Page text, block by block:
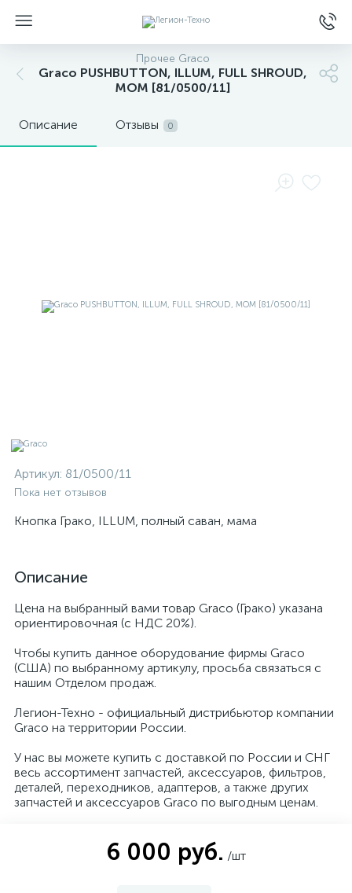
Прочее Graco
Graco PUSHBUTTON, ILLUM, FULL SHROUD,
MOM [81/0500/11]
Описание Отзывы 0
Артикул: 81/0500/11
Пока нет отзывов
Кнопка Грако, ILLUM, полный саван, мама
Описание
Цена на выбранный вами товар Graco (Грако) указана
ориентировочная (с НДС 20%).
Чтобы купить данное оборудование фирмы Graco
(США) по выбранному артикулу, просьба связаться с
нашим Отделом продаж.
Легион-Техно - официальный дистрибьютор компании
Graco на территории России.
У нас вы можете купить с доставкой по России и СНГ
весь ассортимент запчастей, аксессуаров, фильтров,
деталей, переходников, адаптеров, а также других
запчастей и аксессуаров Graco по выгодным ценам.
6 000 руб. /шт